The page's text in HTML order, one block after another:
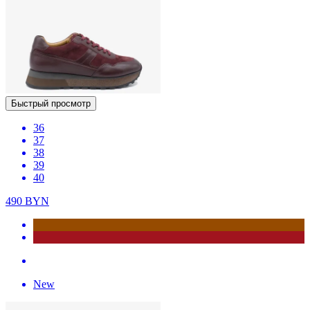
Быстрый просмотр
36
37
38
39
40
490 BYN
New